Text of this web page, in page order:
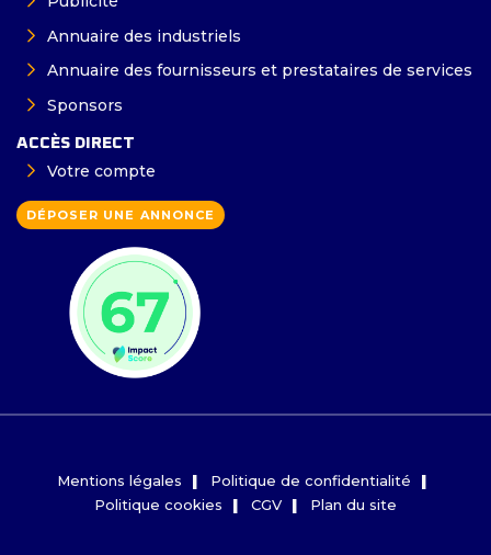
Annuaire des industriels
Annuaire des fournisseurs et prestataires de services
Sponsors
ACCÈS DIRECT
Votre compte
DÉPOSER UNE ANNONCE
Mentions légales
Politique de confidentialité
Politique cookies
CGV Plan du site